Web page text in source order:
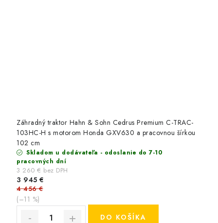
Záhradný traktor Hahn & Sohn Cedrus Premium C-TRAC-
103HC-H s motorom Honda GXV630 a pracovnou šírkou
102 cm
Skladom u dodávateľa - odoslanie do 7-10
pracovných dní
3 260 € bez DPH
3 945 €
4 456 €
(–11 %)
DO KOŠÍKA